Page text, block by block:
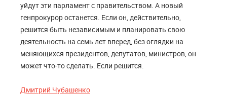
уйдут эти парламент с правительством. А новый
генпрокурор останется. Если он, действительно,
решится быть независимым и планировать свою
деятельность на семь лет вперед, без оглядки на
меняющихся президентов, депутатов, министров, он
может что-то сделать. Если решится.
Дмитрий Чубашенко